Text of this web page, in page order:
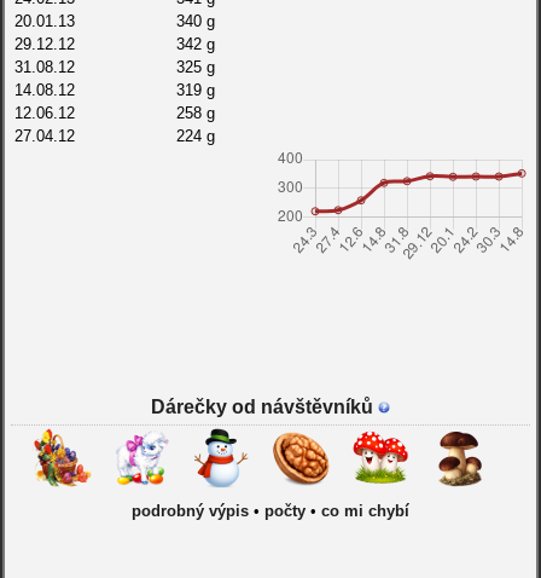
20.01.13
340 g
29.12.12
342 g
31.08.12
325 g
14.08.12
319 g
12.06.12
258 g
27.04.12
224 g
Dárečky od návštěvníků
podrobný výpis• počty• co mi chybí